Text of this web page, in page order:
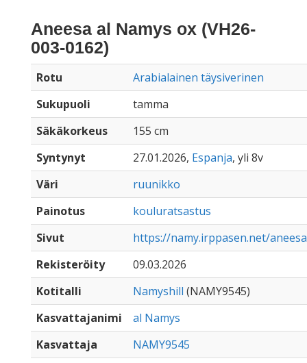
Aneesa al Namys ox (VH26-
003-0162)
Rotu
Arabialainen täysiverinen
Sukupuoli
tamma
Säkäkorkeus
155 cm
Syntynyt
27.01.2026, Espanja, yli 8v
Väri
ruunikko
Painotus
kouluratsastus
Sivut
https://namy.irppasen.net/
Rekisteröity
09.03.2026
Kotitalli
Namyshill (NAMY9545)
Kasvattajanimi
al Namys
Kasvattaja
NAMY9545